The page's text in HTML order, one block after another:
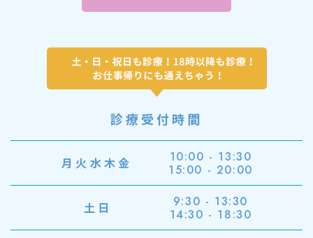
診療受付時間
月火水木金
10:00 - 13:30
15:00 - 20:00
土日
9:30 - 13:30
14:30 - 18:30